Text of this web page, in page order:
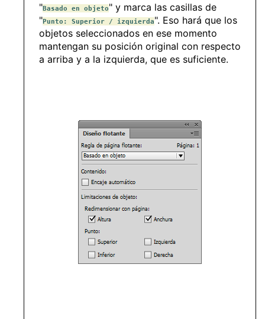
"Basado en objeto" y marca las casillas de
"Punto: Superior / izquierda". Eso hará que los
objetos seleccionados en ese momento
mantengan su posición original con respecto
a arriba y a la izquierda, que es suficiente.